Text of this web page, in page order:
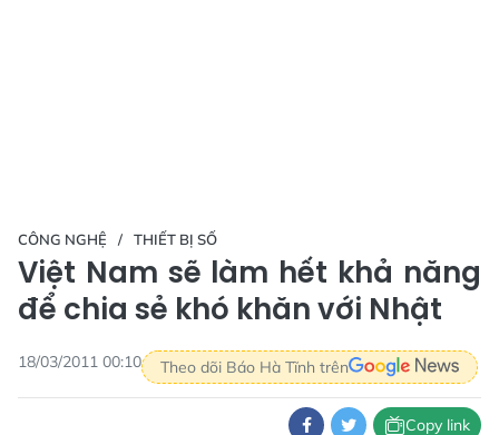
CÔNG NGHỆ THIẾT BỊ SỐ
Việt Nam sẽ làm hết khả năng
để chia sẻ khó khăn với Nhật
18/03/2011 00:10 Theo dõi Báo Hà Tĩnh trên
Copy link